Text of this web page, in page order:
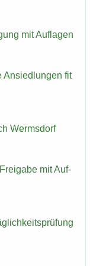
mit Auf­la­gen
An­sied­lun­gen fit
Werms­dorf
mit Auf­